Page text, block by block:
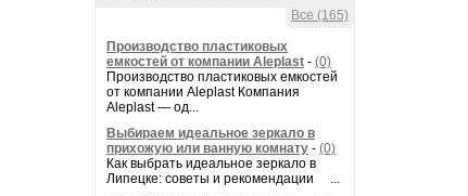
Все (165)
Производство пластиковых
емкостей от компании Aleplast - (0)
Производство пластиковых емкостей
от компании Aleplast Компания
Aleplast — од...
Выбираем идеальное зеркало в
прихожую или ванную комнату - (0)
Как выбрать идеальное зеркало в
Липецке: советы и рекомендации ...